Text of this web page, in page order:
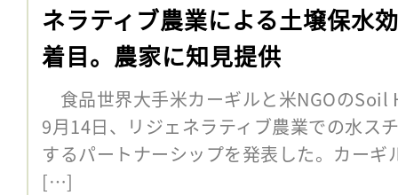
ネラティブ農業による土壌保水
着目。農家に知見提供
食品世界大手米カーギルと米NGOの
9月14日、リジェネラティブ農業での水ス
するパートナーシップを発表した。カー
[…]